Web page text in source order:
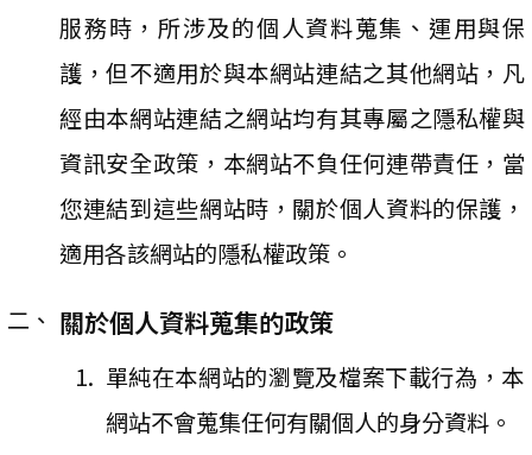
服務時，所涉及的個人資料蒐集、運用與保
護，但不適用於與本網站連結之其他網站，凡
經由本網站連結之網站均有其專屬之隱私權與
資訊安全政策，本網站不負任何連帶責任，當
您連結到這些網站時，關於個人資料的保護，
適用各該網站的隱私權政策。
關於個人資料蒐集的政策
單純在本網站的瀏覽及檔案下載行為，本
網站不會蒐集任何有關個人的身分資料。